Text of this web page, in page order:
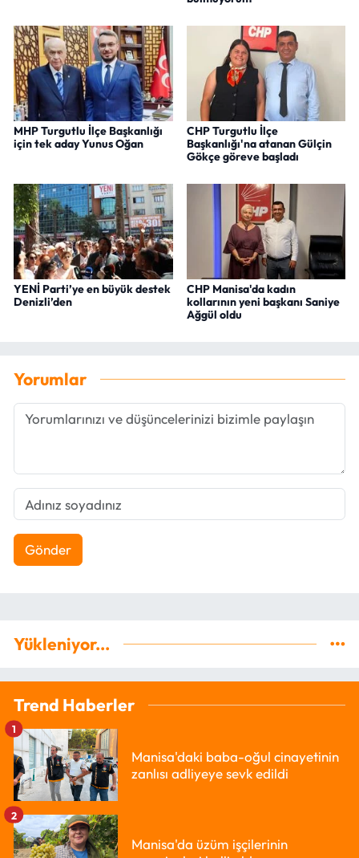
MHP Turgutlu İlçe Başkanlığı
için tek aday Yunus Oğan
CHP Turgutlu İlçe
Başkanlığı'na atanan Gülçin
Gökçe göreve başladı
YENİ Parti’ye en büyük destek
Denizli’den
CHP Manisa'da kadın
kollarının yeni başkanı Saniye
Ağgül oldu
Yorumlar
Gönder
Yükleniyor...
Trend Haberler
Manisa'daki baba-oğul cinayetinin
zanlısı adliyeye sevk edildi
1
Manisa'da üzüm işçilerinin
2